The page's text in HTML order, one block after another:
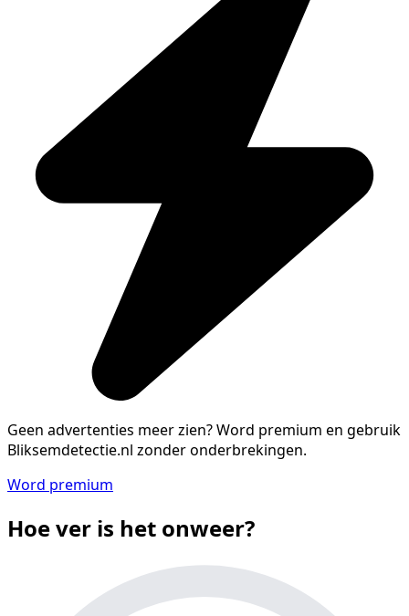
Geen advertenties meer zien?Word premium en gebruik
Bliksemdetectie.nl zonder onderbrekingen.
Word premium
Hoe ver is het onweer?